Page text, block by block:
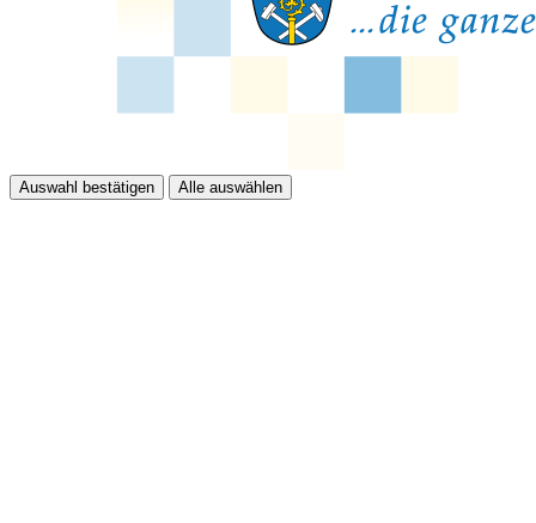
Auswahl bestätigen Alle auswählen